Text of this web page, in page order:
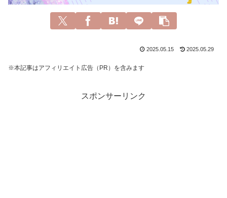
2025.05.15 2025.05.29
※本記事はアフィリエイト広告（PR）を含みます
スポンサーリンク